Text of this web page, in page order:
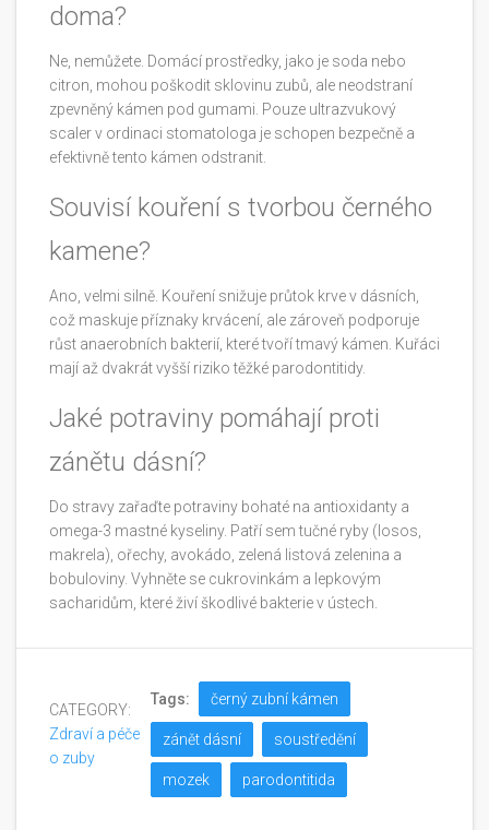
doma?
Ne, nemůžete. Domácí prostředky, jako je soda nebo
citron, mohou poškodit sklovinu zubů, ale neodstraní
zpevněný kámen pod gumami. Pouze ultrazvukový
scaler v ordinaci stomatologa je schopen bezpečně a
efektivně tento kámen odstranit.
Souvisí kouření s tvorbou černého
kamene?
Ano, velmi silně. Kouření snižuje průtok krve v dásních,
což maskuje příznaky krvácení, ale zároveň podporuje
růst anaerobních bakterií, které tvoří tmavý kámen. Kuřáci
mají až dvakrát vyšší riziko těžké parodontitidy.
Jaké potraviny pomáhají proti
zánětu dásní?
Do stravy zařaďte potraviny bohaté na antioxidanty a
omega-3 mastné kyseliny. Patří sem tučné ryby (losos,
makrela), ořechy, avokádo, zelená listová zelenina a
bobuloviny. Vyhněte se cukrovinkám a lepkovým
sacharidům, které živí škodlivé bakterie v ústech.
CATEGORY:
Zdraví a péče
o zuby
Tags: černý zubní kámen
zánět dásní soustředění
mozek parodontitida